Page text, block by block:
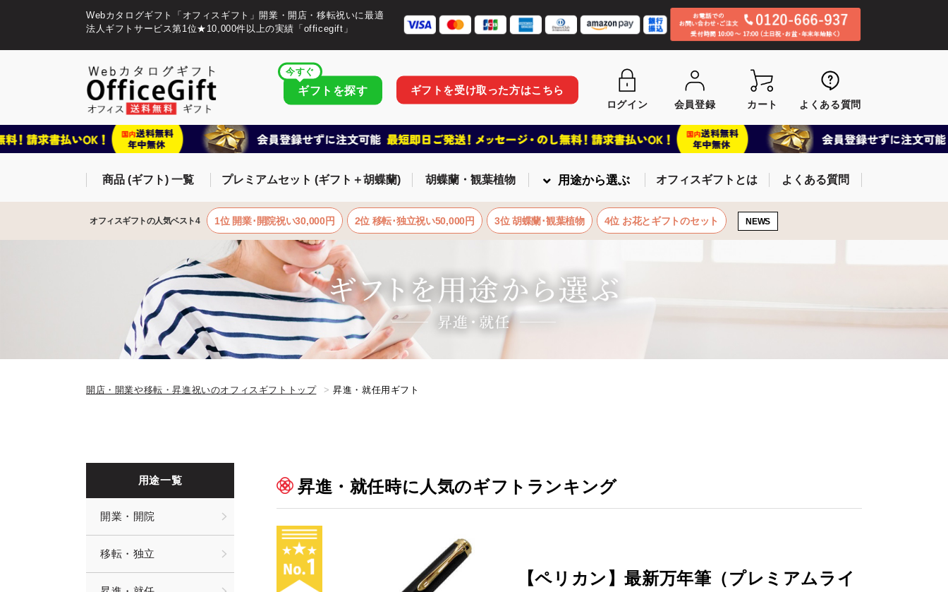
Webカタログギフト「オフィスギフト」開業・開店・移転祝いに最適
法人ギフトサービス第1位★10,000件以上の実績「officegift」
今すぐ
ギフトを探す ギフトを受け取った方はこちら
ログイン 会員登録 カート よくある質問
商品 (ギフト) 一覧 プレミアムセット (ギフト＋胡蝶蘭) 胡蝶蘭・観葉植物 用途から選ぶ オフィスギフトとは よくある質問
オフィスギフトの人気ベスト4 1位 開業･開院祝い30,000円 2位 移転･独立祝い50,000円 3位 胡蝶蘭･観葉植物 4位 お花とギフトのセット NEWS
開店・開業や移転・昇進祝いのオフィスギフトトップ 昇進・就任用ギフト
昇進・就任時に人気のギフトランキング
【ペリカン】最新万年筆（プレミアムライ
用途一覧
開業・開院
移転・独立